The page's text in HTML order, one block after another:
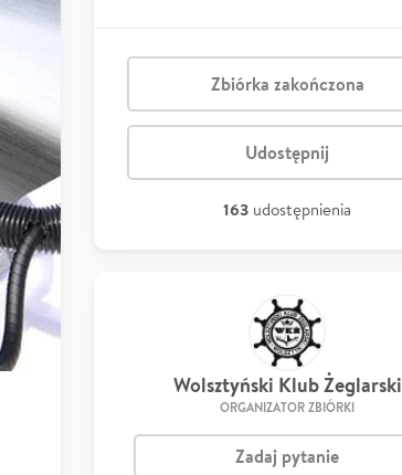
Zbiórka zakończona
Udostępnij
163 udostępnienia
Wolsztyński Klub Żeglarski
ORGANIZATOR ZBIÓRKI
Zadaj pytanie